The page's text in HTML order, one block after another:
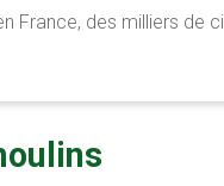
France, des milliers de